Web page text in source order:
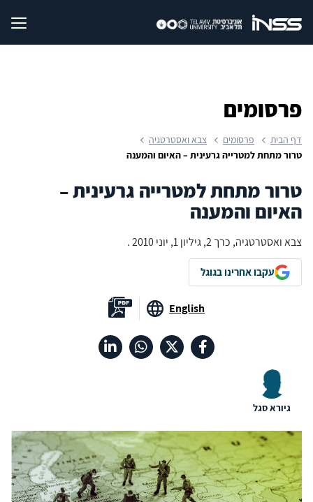
פרסומים
דף הבית פרסומים
צבא ואסטרטגיה
טרור מתחת למטרייה גרעינית – האיום והמענה
טרור מתחת למטרייה גרעינית –
האיום והמענה
צבא ואסטרטגיה, כרך 2, גיליון 1, יוני 2010 .
עקבו אחרינו בגוגל
English
גיורא סגל